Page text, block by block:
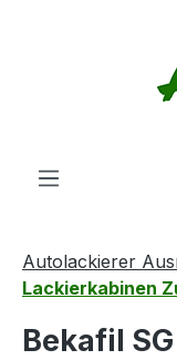
Autolackierer
Lackierkabinen
Bekafil